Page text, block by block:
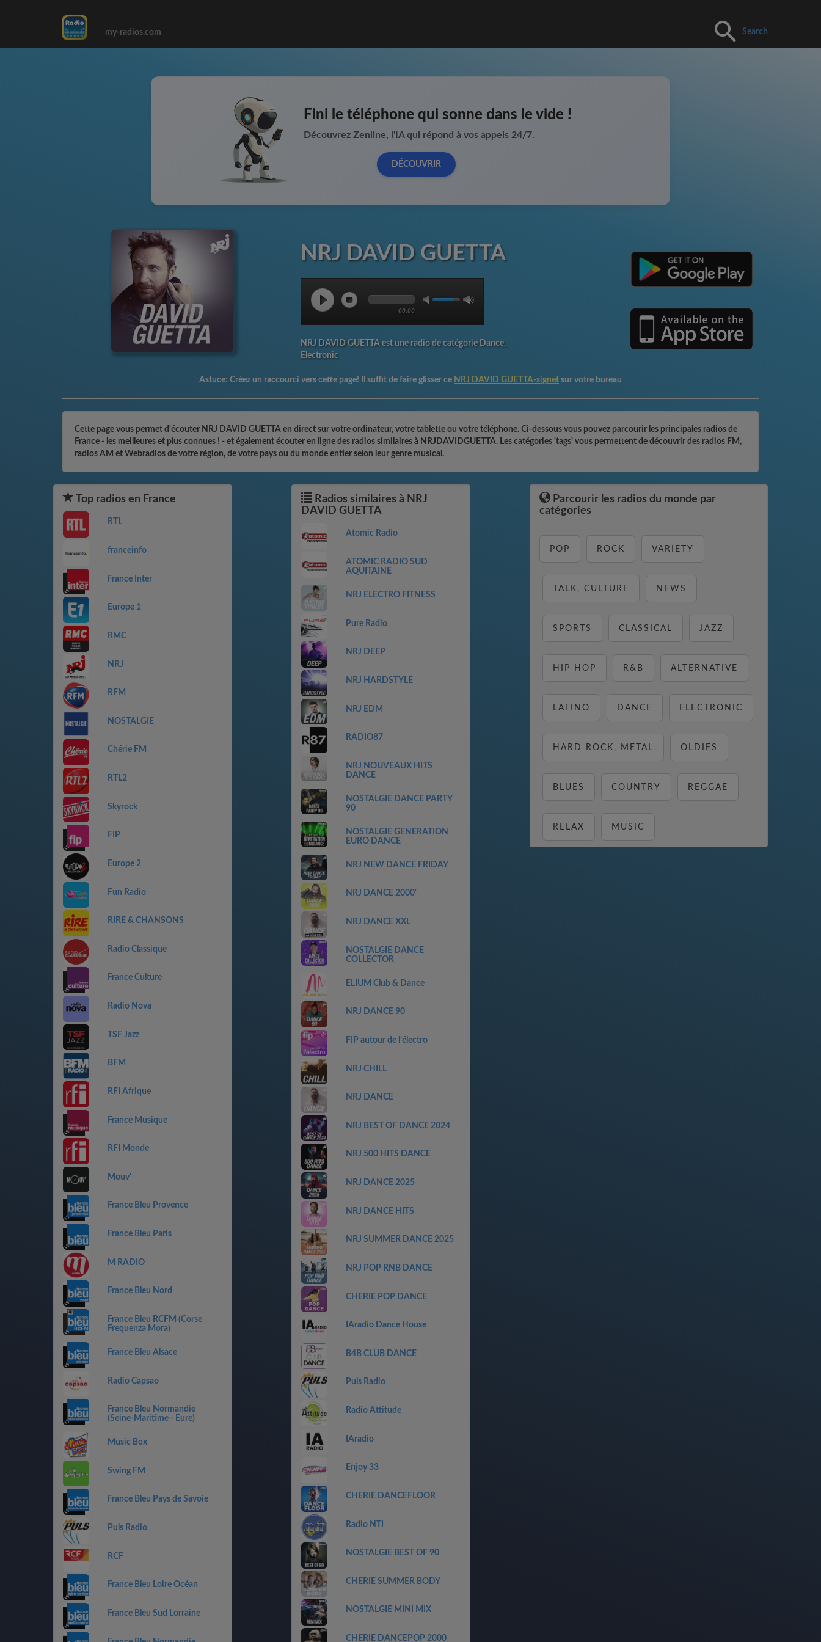
my-radios.com Search
Fini le téléphone qui sonne dans le vide !
Découvrez Zenline, l'IA qui répond à vos appels 24/7.
DÉCOUVRIR
NRJ DAVID GUETTA
00:00
NRJ DAVID GUETTA est une radio de catégorie Dance,
Electronic
Astuce: Créez un raccourci vers cette page! Il suffit de faire glisser ce NRJ DAVID GUETTA-signet sur votre bureau
Cette page vous permet d'écouter NRJ DAVID GUETTA en direct sur votre ordinateur, votre tablette ou votre téléphone. Ci-dessous vous pouvez parcourir les principales radios de
France - les meilleures et plus connues ! - et également écouter en ligne des radios similaires à NRJDAVIDGUETTA. Les catégories 'tags' vous permettent de découvrir des radios FM,
radios AM et Webradios de votre région, de votre pays ou du monde entier selon leur genre musical.
Top radios en France
RTL
franceinfo
France Inter
Europe 1
RMC
NRJ
RFM
NOSTALGIE
Chérie FM
RTL2
Skyrock
FIP
Europe 2
Fun Radio
RIRE & CHANSONS
Radio Classique
France Culture
Radio Nova
TSF Jazz
BFM
RFI Afrique
France Musique
RFI Monde
Mouv'
France Bleu Provence
France Bleu Paris
M RADIO
France Bleu Nord
France Bleu RCFM (Corse
Frequenza Mora)
France Bleu Alsace
Radio Capsao
France Bleu Normandie
(Seine-Maritime - Eure)
Music Box
Swing FM
France Bleu Pays de Savoie
Puls Radio
RCF
France Bleu Loire Océan
France Bleu Sud Lorraine
Radios similaires à NRJ
DAVID GUETTA
Atomic Radio
ATOMIC RADIO SUD
AQUITAINE
NRJ ELECTRO FITNESS
Pure Radio
NRJ DEEP
NRJ HARDSTYLE
NRJ EDM
RADIO87
NRJ NOUVEAUX HITS
DANCE
NOSTALGIE DANCE PARTY
90
NOSTALGIE GENERATION
EURO DANCE
NRJ NEW DANCE FRIDAY
NRJ DANCE 2000'
NRJ DANCE XXL
NOSTALGIE DANCE
COLLECTOR
ELIUM Club & Dance
NRJ DANCE 90
FIP autour de l’électro
NRJ CHILL
NRJ DANCE
NRJ BEST OF DANCE 2024
NRJ 500 HITS DANCE
NRJ DANCE 2025
NRJ DANCE HITS
NRJ SUMMER DANCE 2025
NRJ POP RNB DANCE
CHERIE POP DANCE
IAradio Dance House
B4B CLUB DANCE
Puls Radio
Radio Attitude
IAradio
Enjoy 33
CHERIE DANCEFLOOR
Radio NTI
NOSTALGIE BEST OF 90
CHERIE SUMMER BODY
NOSTALGIE MINI MIX
CHERIE DANCEPOP 2000
Parcourir les radios du monde par
catégories
POP ROCK VARIETY
TALK, CULTURE NEWS
SPORTS CLASSICAL JAZZ
HIP HOP R&B ALTERNATIVE
LATINO DANCE ELECTRONIC
HARD ROCK, METAL OLDIES
BLUES COUNTRY REGGAE
RELAX MUSIC